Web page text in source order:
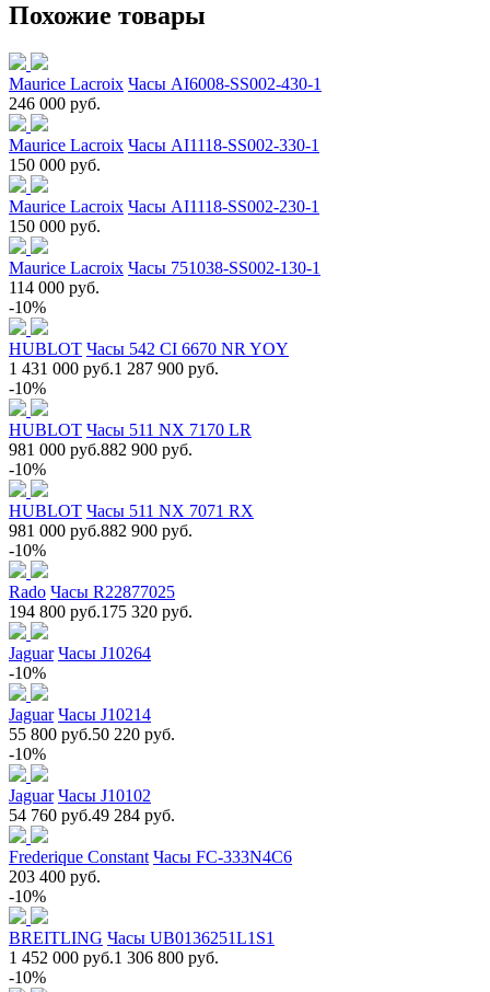
Похожие товары
Maurice Lacroix Часы AI6008-SS002-430-1
246 000 руб.
Maurice Lacroix Часы AI1118-SS002-330-1
150 000 руб.
Maurice Lacroix Часы AI1118-SS002-230-1
150 000 руб.
Maurice Lacroix Часы 751038-SS002-130-1
114 000 руб.
-10%
HUBLOT Часы 542 CI 6670 NR YOY
1 431 000 руб.1 287 900 руб.
-10%
HUBLOT Часы 511 NX 7170 LR
981 000 руб.882 900 руб.
-10%
HUBLOT Часы 511 NX 7071 RX
981 000 руб.882 900 руб.
-10%
Rado Часы R22877025
194 800 руб.175 320 руб.
Jaguar Часы J10264
-10%
Jaguar Часы J10214
55 800 руб.50 220 руб.
-10%
Jaguar Часы J10102
54 760 руб.49 284 руб.
Frederique Constant Часы FC-333N4C6
203 400 руб.
-10%
BREITLING Часы UB0136251L1S1
1 452 000 руб.1 306 800 руб.
-10%